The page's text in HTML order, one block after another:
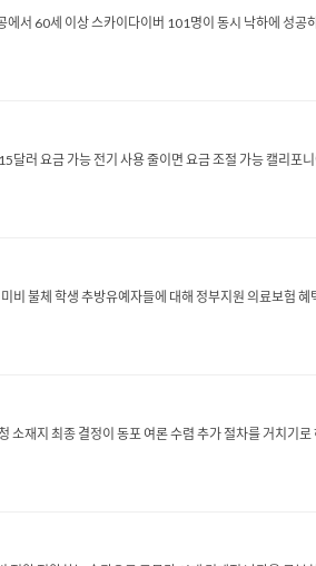
서 60세 이상 스카이다이버 101명이 동시 낙하에 성
러 요금 가능 전기 사용 줄이면 요금 조절 가능 캘리포
비 불체 학생 추방유예자들에 대해 정부지원 의료보험
재지 최종 결정이 동포 여론 수렴 추가 절차를 거치기